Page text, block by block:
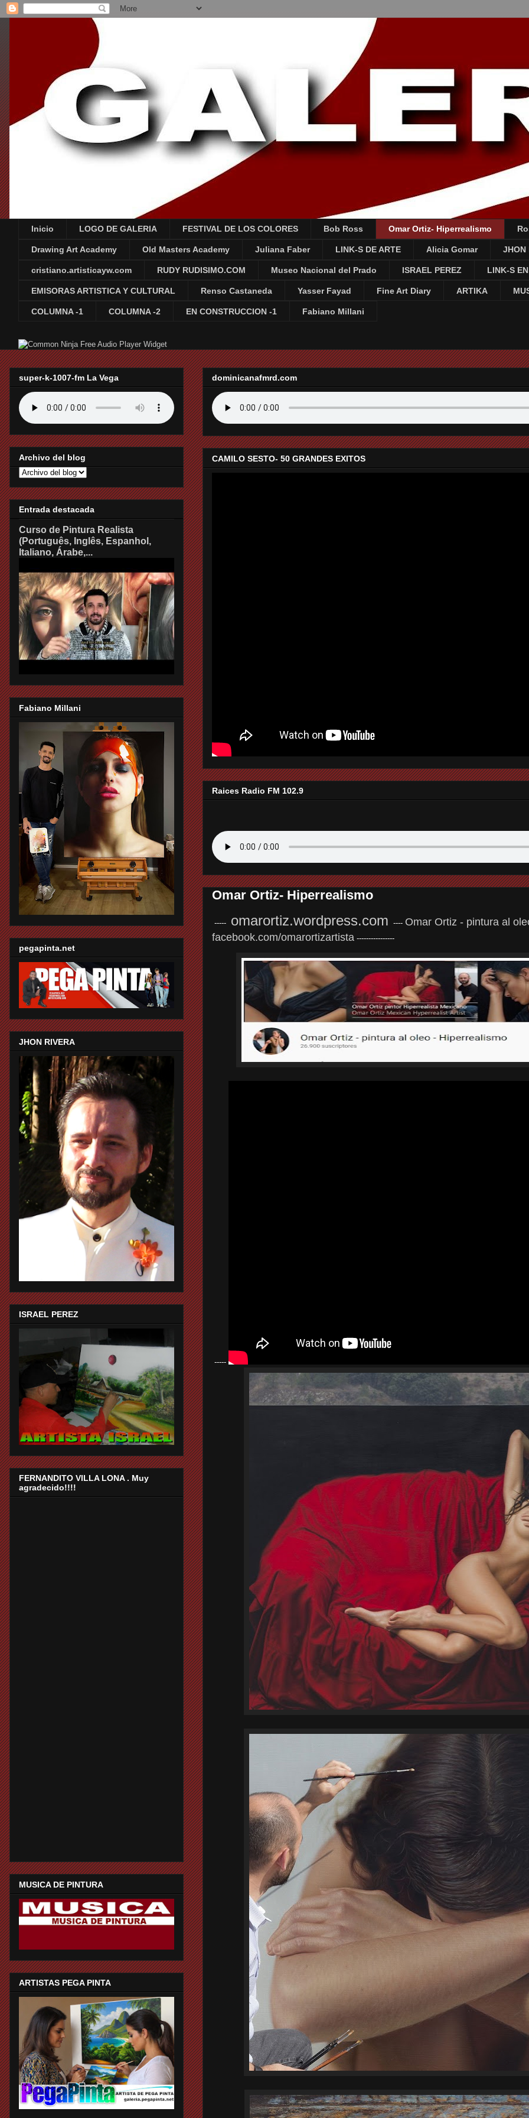
Inicio LOGO DE GALERIA FESTIVAL DE LOS COLORES Bob Ross Omar Ortiz- Hiperrealismo
Drawing Art Academy Old Masters Academy Juliana Faber LINK-S DE ARTE Alicia Gomar JHON
cristiano.artisticayw.com RUDY RUDISIMO.COM Museo Nacional del Prado ISRAEL PEREZ LINK-S
EMISORAS ARTISTICA Y CULTURAL Renso Castaneda Yasser Fayad Fine Art Diary ARTIKA
COLUMNA -1 COLUMNA -2 EN CONSTRUCCION -1 Fabiano Millani
Free Audio Player Widget
dominicanafmrd.com
CAMILO SESTO- 50 GRANDES EXITOS
Raices Radio FM 102.9
Omar Ortiz- Hiperrealismo
----- omarortiz.wordpress.com ---- Omar Ortiz - pintura al
facebook.com/omarortizartista ----------------
-----
super-k-1007-fm La Vega
Archivo del blog
Entrada destacada
Curso de Pintura Realista
(Português, Inglês, Espanhol,
Italiano, Árabe,...
Fabiano Millani
pegapinta.net
JHON RIVERA
ISRAEL PEREZ
FERNANDITO VILLA LONA . Muy
agradecido!!!!
MUSICA DE PINTURA
ARTISTAS PEGA PINTA